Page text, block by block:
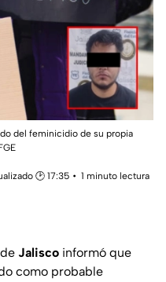
del feminicidio de su propia
🕑 17:35
1 minuto lectura
Jalisco informó que
como probable